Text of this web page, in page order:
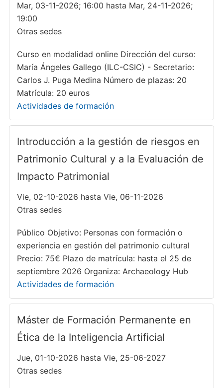
Mar, 03-11-2026; 16:00 hasta Mar, 24-11-2026;
19:00
Otras sedes
Curso en modalidad online Dirección del curso:
María Ángeles Gallego (ILC-CSIC) - Secretario:
Carlos J. Puga Medina Número de plazas: 20
Matrícula: 20 euros
Actividades de formación
Introducción a la gestión de riesgos en
Patrimonio Cultural y a la Evaluación de
Impacto Patrimonial
Vie, 02-10-2026 hasta Vie, 06-11-2026
Otras sedes
Público Objetivo: Personas con formación o
experiencia en gestión del patrimonio cultural
Precio: 75€ Plazo de matrícula: hasta el 25 de
septiembre 2026 Organiza: Archaeology Hub
Actividades de formación
Máster de Formación Permanente en
Ética de la Inteligencia Artificial
Jue, 01-10-2026 hasta Vie, 25-06-2027
Otras sedes